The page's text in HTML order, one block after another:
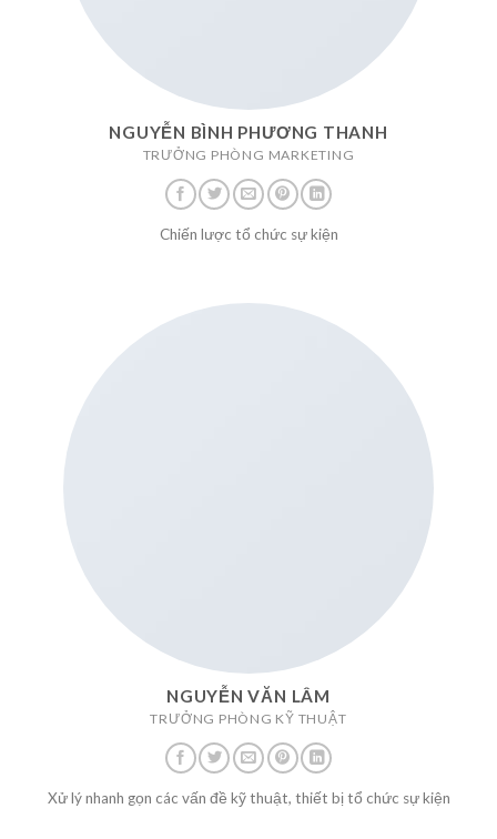
NGUYỄN BÌNH PHƯƠNG THANH
TRƯỞNG PHÒNG MARKETING
Chiến lược tổ chức sự kiện
NGUYỄN VĂN LÂM
TRƯỞNG PHÒNG KỸ THUẬT
Xử lý nhanh gọn các vấn đề kỹ thuật, thiết bị tổ chức sự kiện